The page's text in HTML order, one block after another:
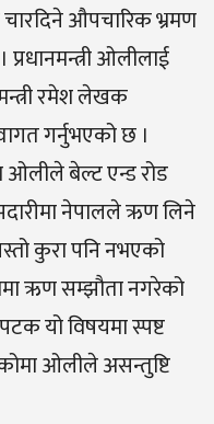
चारदिने औपचारिक भ्रमण
ओलीलाई
रमेश लेखक
गर्नुभएको छ ।
ओलीले बेल्ट एन्ड रोड
नेपालले ऋण लिने
कुरा पनि नभएको
ऋण सम्झौता नगरेको
यो विषयमा स्पष्ट
ओलीले असन्तुष्टि